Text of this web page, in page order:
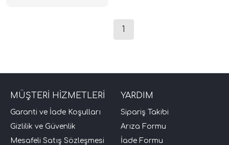
Setleri)
1
MÜŞTERİ HİZMETLERİ
Garanti ve İade Koşulları
Gizlilik ve Güvenlik
Mesafeli Satış Sözleşmesi
YARDIM
Sipariş Takibi
Arıza Formu
İade Formu